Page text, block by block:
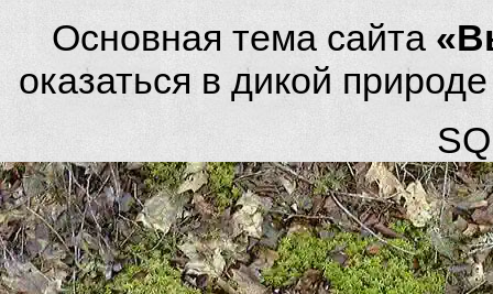
Основная тема сайта
оказаться в дикой